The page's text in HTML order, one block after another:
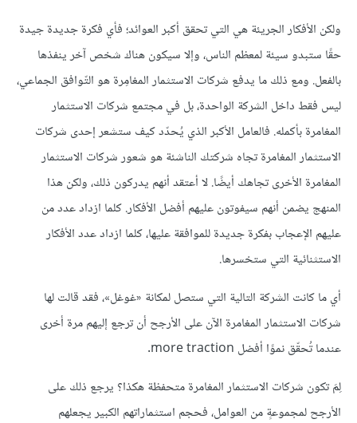
ولكن الأفكار الجريئة هي التي تحقق أكبر العوائد؛ فأي فكرة جديدة جيدة
حقًا ستبدو سيئة لمعظم الناس، وإلا سيكون هناك شخص آخر ينفذها
بالفعل. ومع ذلك ما يدفع شركات الاستثمار المغامِرة هو التّوافق الجماعي،
ليس فقط داخل الشركة الواحدة، بل في مجتمع شركات الاستثمار
المغامرة بأكمله. فالعامل الأكبر الذي يُحدّد كيف ستشعر إحدى شركات
الاستثمار المغامرة تجاه شركتك الناشئة هو شعور شركات الاستثمار
المغامرة الأخرى تجاهك أيضًا. لا أعتقد أنهم يدركون ذلك، ولكن هذا
المنهج يضمن أنهم سيفوتون عليهم أفضل الأفكار. كلما ازداد عدد من
عليهم الإعجاب بفكرة جديدة للموافقة عليها، كلما ازداد عدد الأفكار
الاستثنائية التي ستخسرها.
أي ما كانت الشركة التالية التي ستصل لمكانة «غوغل»، فقد قالت لها
شركات الاستثمار المغامرة الآن على الأرجح أن ترجع إليهم مرة أخرى
عندما تُحقّق نموًا أفضل more traction.
لِمَ تكون شركات الاستثمار المغامرة متحفظة هكذا؟ يرجع ذلك على
الأرجح لمجموعةٍ من العوامل، فحجم استثماراتهم الكبير يجعلهم